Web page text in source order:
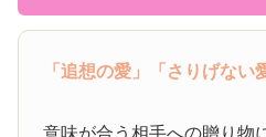
「追想の愛」 「さりげない
意味が合う相手への贈り物